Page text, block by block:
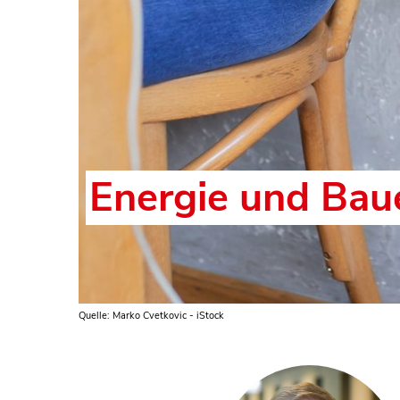
Quelle: Marko Cvetkovic - iStock
Energie und